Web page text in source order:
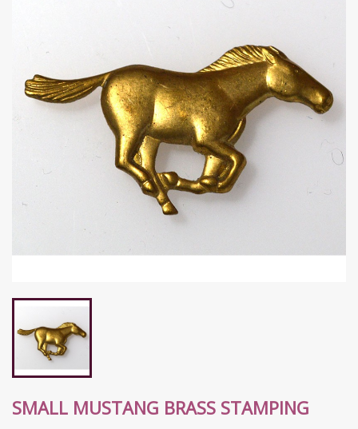
SMALL MUSTANG BRASS STAMPING